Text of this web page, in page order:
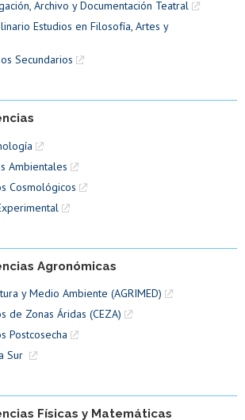
Archivo y Documentación Teatral
Estudios en Filosofía, Artes y
Secundarios
Ambientales
Cosmológicos
Agronómicas
y Medio Ambiente (AGRIMED)
de Zonas Áridas (CEZA)
Postcosecha
Sur
Físicas y Matemáticas